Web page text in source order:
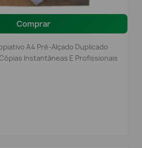
Comprar
A4 Pré-Alçado Duplicado
Instantâneas E Profissionais